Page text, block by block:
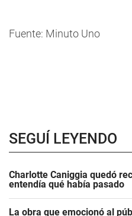
Fuente: Minuto Uno
SEGUÍ LEYENDO
Charlotte Caniggia quedó
entendía qué había pasado
La obra que emocionó al